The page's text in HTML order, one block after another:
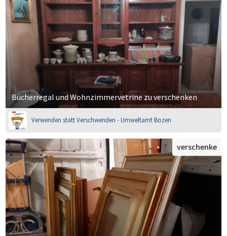
Bücherregal und Wohnzimmervetrine zu verschenken
Verwenden statt Verschwenden - Umweltamt Bozen
verschenke